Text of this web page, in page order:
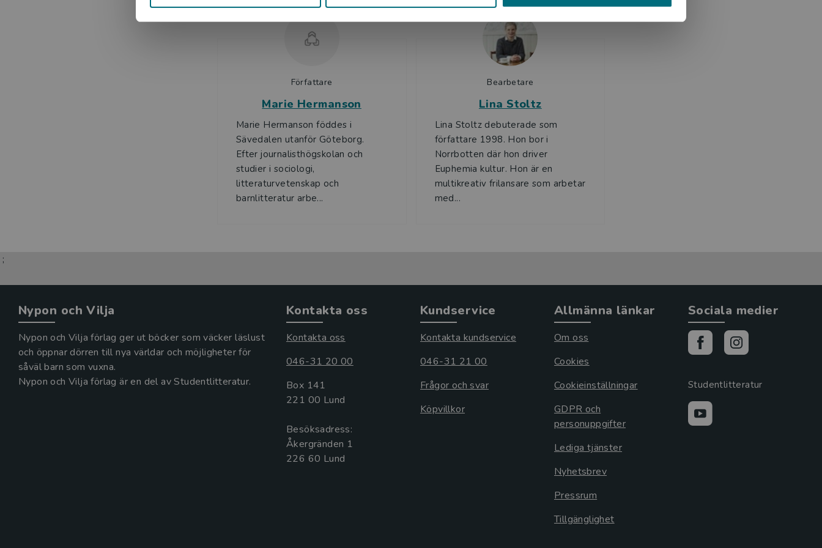
Författare
Marie Hermanson
Marie Hermanson föddes i
Sävedalen utanför Göteborg.
Efter journalisthögskolan och
studier i sociologi,
litteraturvetenskap och
barnlitteratur arbe...
Bearbetare
Lina Stoltz
Lina Stoltz debuterade som
författare 1998. Hon bor i
Norrbotten där hon driver
Euphemia kultur. Hon är en
multikreativ frilansare som arbetar
med...
;
Nypon och Vilja
Nypon och Vilja förlag ger ut böcker som väcker läslust
och öppnar dörren till nya världar och möjligheter för
såväl barn som vuxna.
Nypon och Vilja förlag är en del av Studentlitteratur.
Kontakta oss
Kontakta oss
046-31 20 00
Box 141
221 00 Lund
Besöksadress:
Åkergränden 1
Kundservice
Kontakta kundservice
046-31 21 00
Frågor och svar
Köpvillkor
Allmänna länkar
Om oss
Cookies
Cookieinställningar
GDPR och
personuppgifter
Lediga tjänster
Nyhetsbrev
Pressrum
Tillgänglighet
Sociala medier
Studentlitteratur